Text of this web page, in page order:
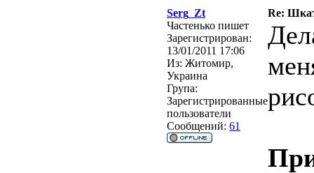
Serg_Zt
Re:
Частенько пишет
Зарегистрирован:
13/01/2011 17:06
Из: Житомир,
Украина
Група:
Зарегистрированные
пользователи
Сообщений: 61